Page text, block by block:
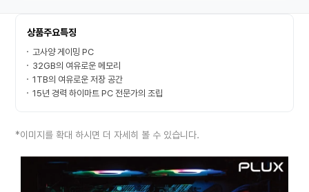
상품주요특징
고사양 게이밍 PC
32GB의 여유로운 메모리
1TB의 여유로운 저장 공간
15년 경력 하이마트 PC 전문가의 조립
*이미지를 확대 하시면 더 자세히 볼 수 있습니다.